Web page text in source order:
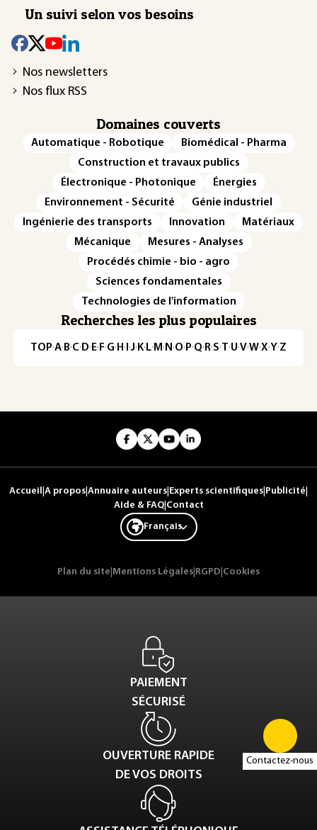
Contactez-nous
Un suivi selon vos besoins
Nos newsletters
Nos flux RSS
Domaines couverts
Automatique - Robotique
Biomédical - Pharma
Construction et travaux publics
Électronique - Photonique
Énergies
Environnement - Sécurité
Génie industriel
Ingénierie des transports
Innovation
Matériaux
Mécanique
Mesures - Analyses
Procédés chimie - bio - agro
Sciences fondamentales
Technologies de l'information
Recherches les plus populaires
TOP·A·B·C· D· E· F·G· H · ·J· K· L· M · N ·O· P·Q· R·S·T·U·V·W·X·Y·Z
Accueil A propos Annuaire auteurs Experts scientifiques Publicité
Aide & FAQ| Contact
Français
Plan du site Mentions Légales RGPD Cookies
PAIEMENT
SÉCURISÉ
OUVERTURE RAPIDE
DE VOS DROITS